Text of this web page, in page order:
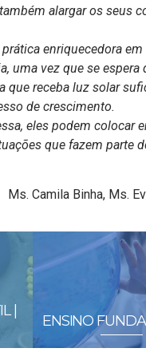
alargar os seus
enriquecedora
uma vez que se
receba luz solar
de crescimento.
eles podem colocar
que fazem parte
Ms. Camila Binha, Ms.
|
ENSINO